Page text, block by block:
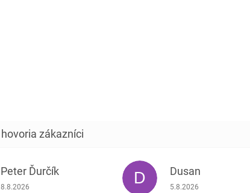
Peter Ďurčík
Hodnotenie obchodu je 5 z 5 hviezdičiek.
8.8.2026 D Dusan
Hodnotenie obchodu
5.8.2026